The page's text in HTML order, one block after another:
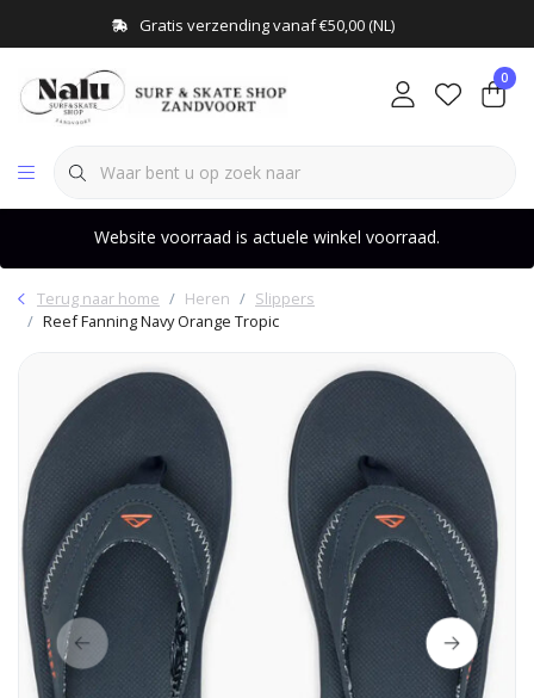
Gratis verzending vanaf €50,00 (NL)
0
Website voorraad is actuele winkel voorraad.
Terug naar home Heren
Slippers
Reef Fanning Navy Orange Tropic